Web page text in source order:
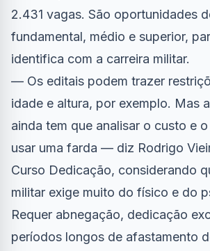
2.431 vagas. São oportunidades
fundamental, médio e superior,
identifica com a carreira militar.
— Os editais podem trazer
idade e altura, por exemplo. Mas
ainda tem que analisar o custo e
usar uma farda — diz Rodrigo
Curso Dedicação, considerando
militar exige muito do físico e do
Requer abnegação, dedicação
períodos longos de afastamento